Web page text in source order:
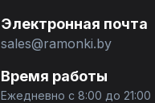
Электронная почта
sales@ramonki.by
Время работы
Ежедневно с 8:00 до 21:00